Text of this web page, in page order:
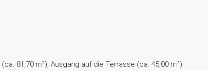
(ca. 81,70 m²), Ausgang auf die Terrasse (ca. 45,00 m²)